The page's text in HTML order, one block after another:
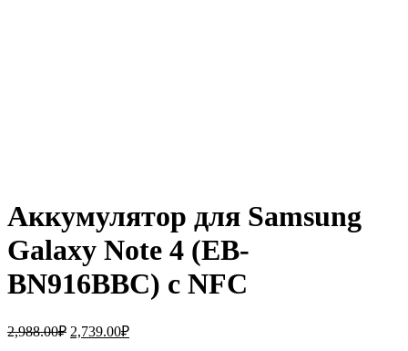
Аккумулятор для Samsung
Galaxy Note 4 (EB-
BN916BBC) с NFC
2,988.00₽ Первоначальная
2,739.00₽Текущая